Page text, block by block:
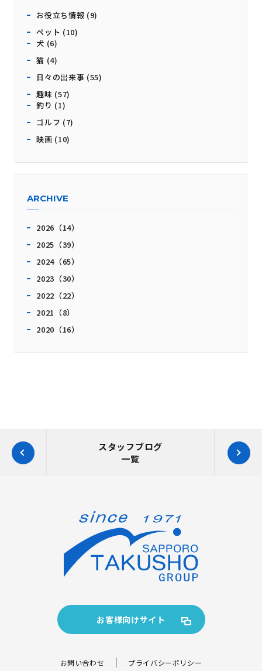
お役立ち情報 (9)
ペット (10)
犬 (6)
猫 (4)
日々の出来事 (55)
趣味 (57)
釣り (1)
ゴルフ (7)
映画 (10)
ARCHIVE
2026（14）
2025（39）
2024（65）
2023（30）
2022（22）
2021（8）
2020（16）
スタッフブログ
一覧
お客様向けサイト
お問い合わせ プライバシーポリシー